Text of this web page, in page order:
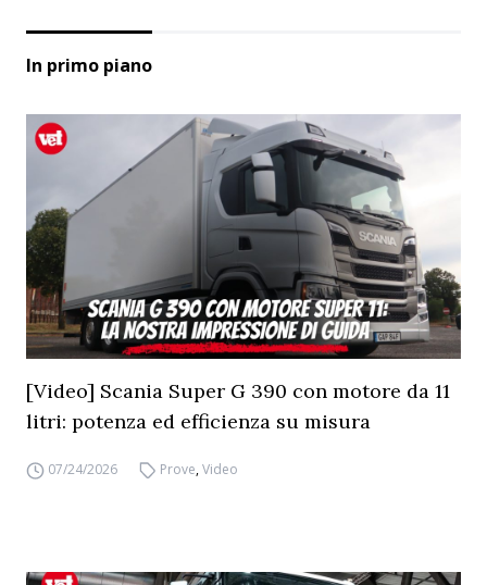
In primo piano
[Video] Scania Super G 390 con motore da 11
litri: potenza ed efficienza su misura
07/24/2026 Prove,Video